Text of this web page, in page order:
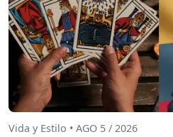
Vida y Estilo • AGO 5 / 2026